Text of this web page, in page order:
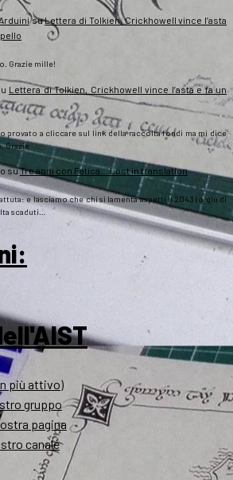
suLettera di Tolkien, Crickhowell vince l’asta
Grazie mille!
Lettera di Tolkien, Crickhowell vince l’asta e fa un
provato a cliccare sul link della raccolta fondi ma mi dice
Grazie
suTre anni con Fatica… Lost in translation
e lasciamo che chi si lamenta aspetti il 2043 (o giù di
scaduti…
:
più attivo)
gruppo
pagina
canale